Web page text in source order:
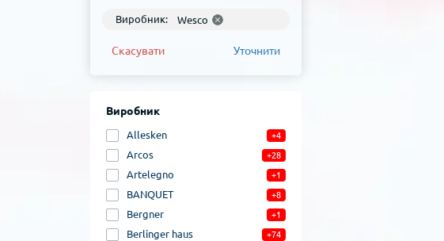
Виробник: Wesco
Скасувати Уточнити
Виробник
Allesken +4
Arcos +28
Artelegno +1
BANQUET +8
Bergner +1
Berlinger haus +74